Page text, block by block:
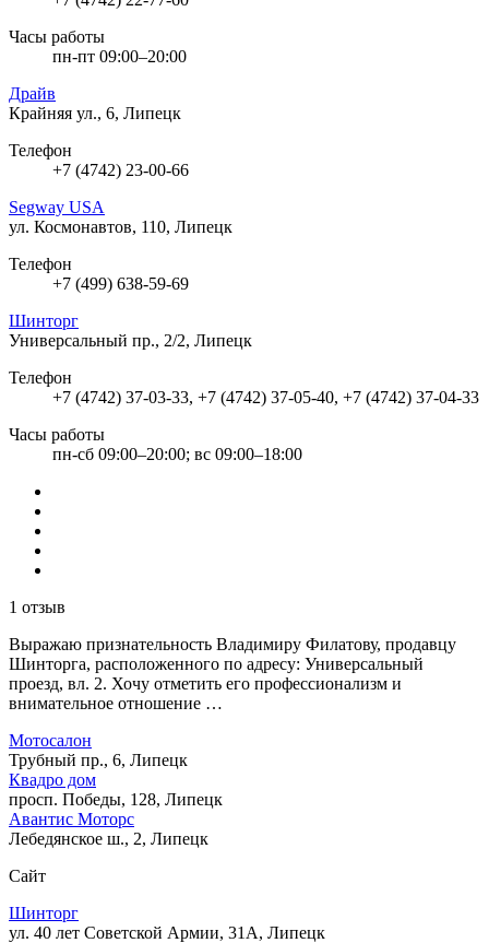
Часы работы
пн-пт 09:00–20:00
Драйв
Крайняя ул., 6, Липецк
Телефон
+7 (4742) 23-00-66
Segway USA
ул. Космонавтов, 110, Липецк
Телефон
+7 (499) 638-59-69
Шинторг
Универсальный пр., 2/2, Липецк
Телефон
+7 (4742) 37-03-33, +7 (4742) 37-05-40, +7 (4742) 37-04-33
Часы работы
пн-сб 09:00–20:00; вс 09:00–18:00
1 отзыв
Выражаю признательность Владимиру Филатову, продавцу
Шинторга, расположенного по адресу: Универсальный
проезд, вл. 2. Хочу отметить его профессионализм и
внимательное отношение …
Мотосалон
Трубный пр., 6, Липецк
Квадро дом
просп. Победы, 128, Липецк
Авантис Моторс
Лебедянское ш., 2, Липецк
Сайт
Шинторг
ул. 40 лет Советской Армии, 31А, Липецк